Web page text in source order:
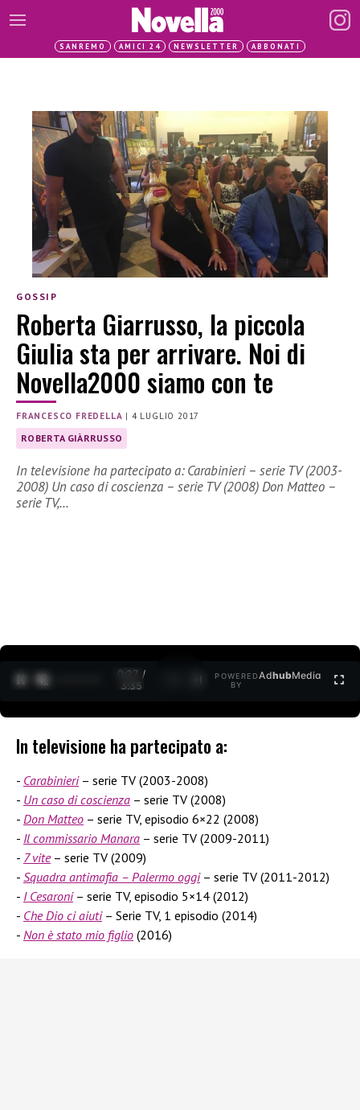
SANREMO AMICI 24 NEWSLETTER ABBONATI
GOSSIP
Roberta Giarrusso, la piccola
Giulia sta per arrivare. Noi di
Novella2000 siamo con te
FRANCESCO FREDELLA | 4 LUGLIO 2017
ROBERTA GIÀRRUSSO
In televisione ha partecipato a: Carabinieri – serie TV (2003-
2008) Un caso di coscienza – serie TV (2008) Don Matteo –
serie TV,…
0:27 /
3:35
POWERED
BY
AdhubMedia
In televisione ha partecipato a:
Carabinieri– serie TV (2003-2008)
Un caso di coscienza – serie TV (2008)
Don Matteo – serie TV, episodio 6×22 (2008)
Il commissario Manara – serie TV (2009-2011)
7 vite– serie TV (2009)
Squadra antimafia – Palermo oggi– serie TV (2011-2012)
I Cesaroni– serie TV, episodio 5×14 (2012)
Che Dio ci aiuti– Serie TV, 1 episodio (2014)
Non è stato mio figlio (2016)